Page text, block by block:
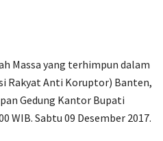
Massa yang terhimpun dalam
Rakyat Anti Koruptor) Banten,
Gedung Kantor Bupati
WIB. Sabtu 09 Desember 2017.